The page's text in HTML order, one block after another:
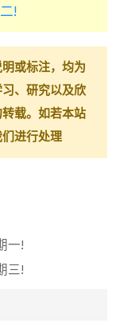
!
或标注，均为
、研究以及欣
载。如若本站
进行处理
一!
三!